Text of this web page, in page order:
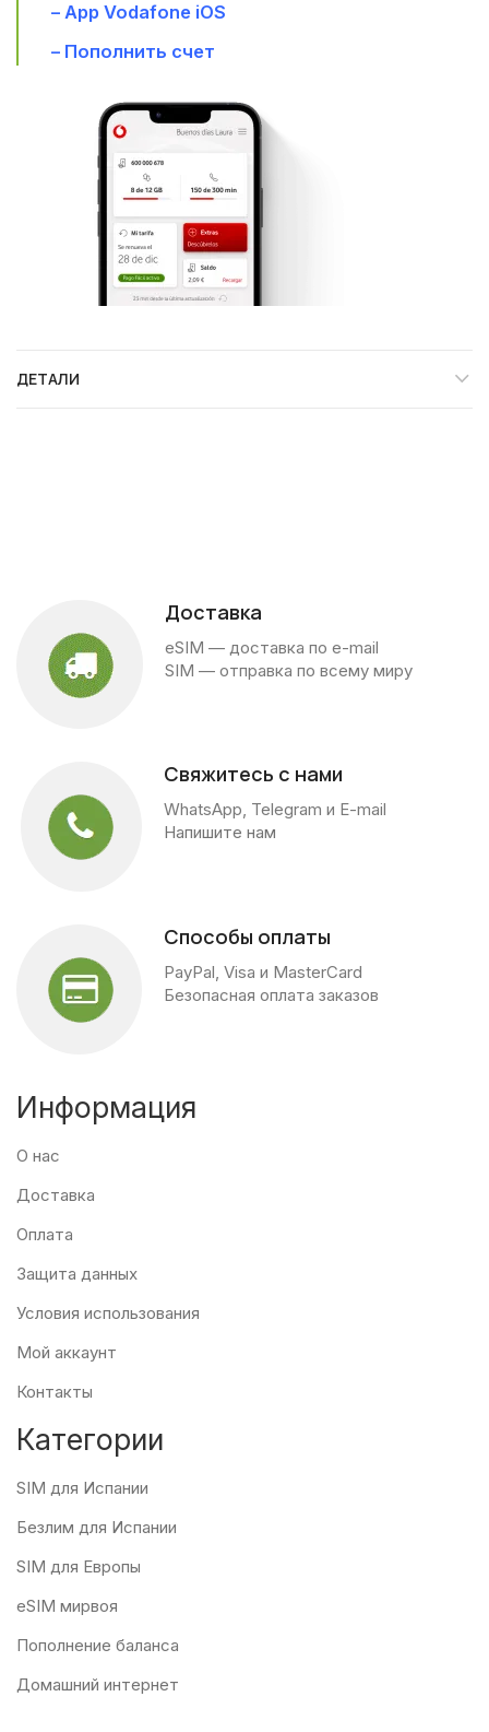
– App Vodafone iOS
– Пополнить счет
ДЕТАЛИ
Доставка
eSIM — доставка по e-mail
SIM — отправка по всему миру
Свяжитесь с нами
WhatsApp, Telegram и E-mail
Напишите нам
Способы оплаты
PayPal, Visa и MasterCard
Безопасная оплата заказов
Информация
О нас
Доставка
Оплата
Защита данных
Условия использования
Мой аккаунт
Контакты
Категории
SIM для Испании
Безлим для Испании
SIM для Европы
eSIM мирвоя
Пополнение баланса
Домашний интернет